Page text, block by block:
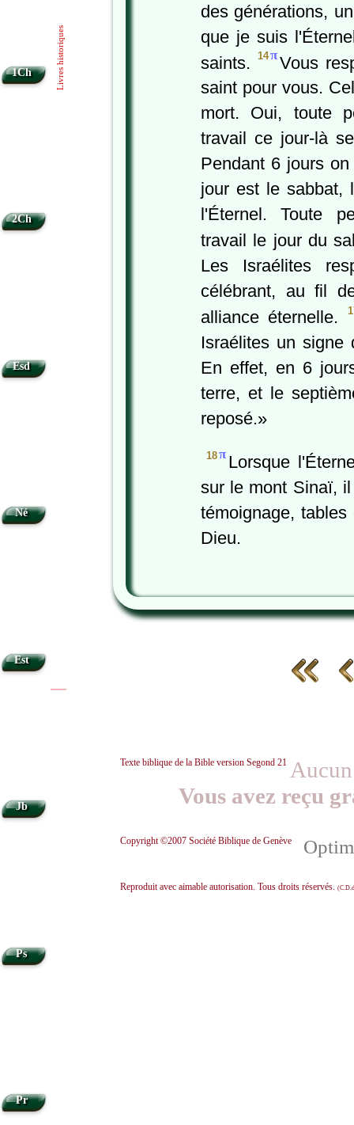
des générations,
que je suis
saints.
14πVous
saint pour vous.
mort. Oui, toute
travail ce jour-là
Pendant 6 jours
jour est le sabbat,
l'Éternel. Toute
travail le jour du
Les Israélites
célébrant, au fil
alliance éternelle.
Israélites un signe
En effet, en 6
terre, et le
reposé.»
18π Lorsque
sur le mont Sinaï,
témoignage,
Dieu.
Texte biblique de la Bible version Segond 21
Vous avez reçu
Copyright ©2007 Société Biblique de Genève
Reproduit avec aimable autorisation. Tous droits réservés.
1Ch
2Ch
Esd
Né
Est
Jb
Ps
Pr
Livres historiques